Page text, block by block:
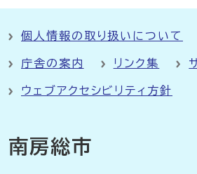
個人情報の取り扱いについて
庁舎の案内 リンク集
ウェブアクセシビリティ方針
南房総市